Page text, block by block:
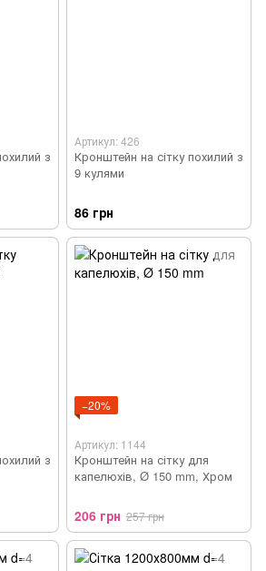
з
Артикул: 426
Кронштейн на сітку похилий з
9 кулями
86 грн
з
−20%
Артикул: 1144
Кронштейн на сітку для
капелюхів, Ø 150 mm, Хром
206 грн 257 грн